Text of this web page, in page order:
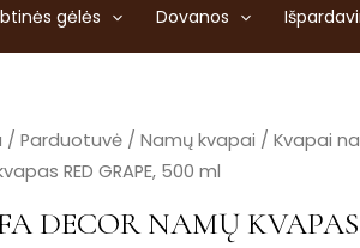
gėlės Dovanos
/ Parduotuvė / Namų kvapai / Kvapai
RED GRAPE, 500 ml
DECOR NAMŲ